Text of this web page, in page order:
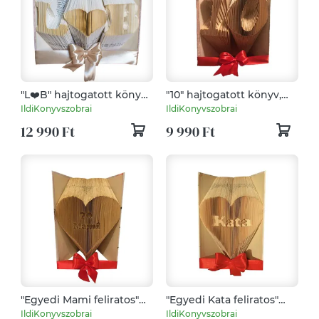
"L❤️B" hajtogatott könyv,
könyvszobor esküvőre,
évfordulóra,
nászajándéknak-
Rendelésre
IldiKonyvszobrai
12 990 Ft
"10" hajtogatott könyv,
könyvszobor
születésnapra -
Rendelésre
IldiKonyvszobrai
9 990 Ft
"Egyedi Mami feliratos"
hajtogatott könyv,
IldiKonyvszobrai
"Egyedi Kata feliratos"
hajtogatott könyv,
IldiKonyvszobrai